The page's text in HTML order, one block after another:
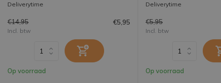
Deliverytime
€14,95 €5,95
Incl. btw
Op voorraad
Deliverytime
€5,95
Incl. btw
Op voorraad